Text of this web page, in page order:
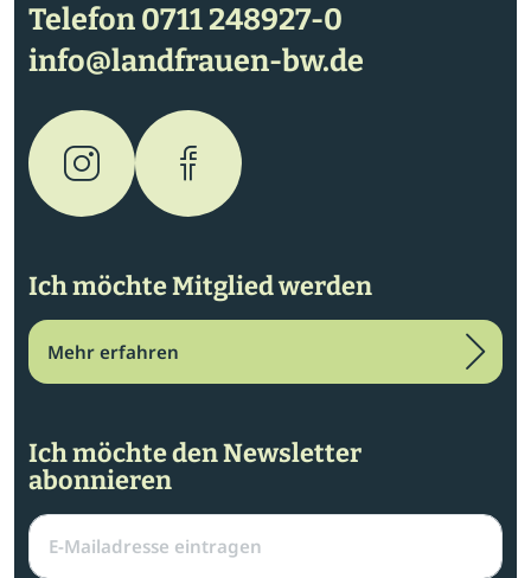
Telefon0711 248927-0
info@landfrauen-bw.de
Ich möchte Mitglied werden
Mehr erfahren
Ich möchte den Newsletter
abonnieren